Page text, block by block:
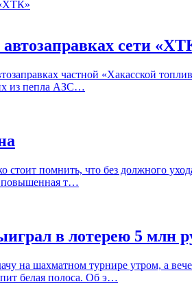
сети
частной «Хакасской
из пепла АЗС…
стоит помнить, что без должного
повышенная т…
в лотерею 5 млн
на шахматном турнире утром, а
белая полоса. Об э…